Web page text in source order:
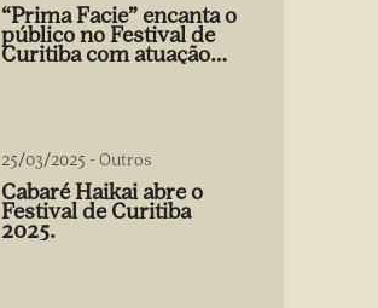
“Prima Facie” encanta o
público no Festival de
Curitiba com atuação
arrebatadora de Débora
25/03/2025 -Outros
Cabaré Haikai abre o
Festival de Curitiba
2025.